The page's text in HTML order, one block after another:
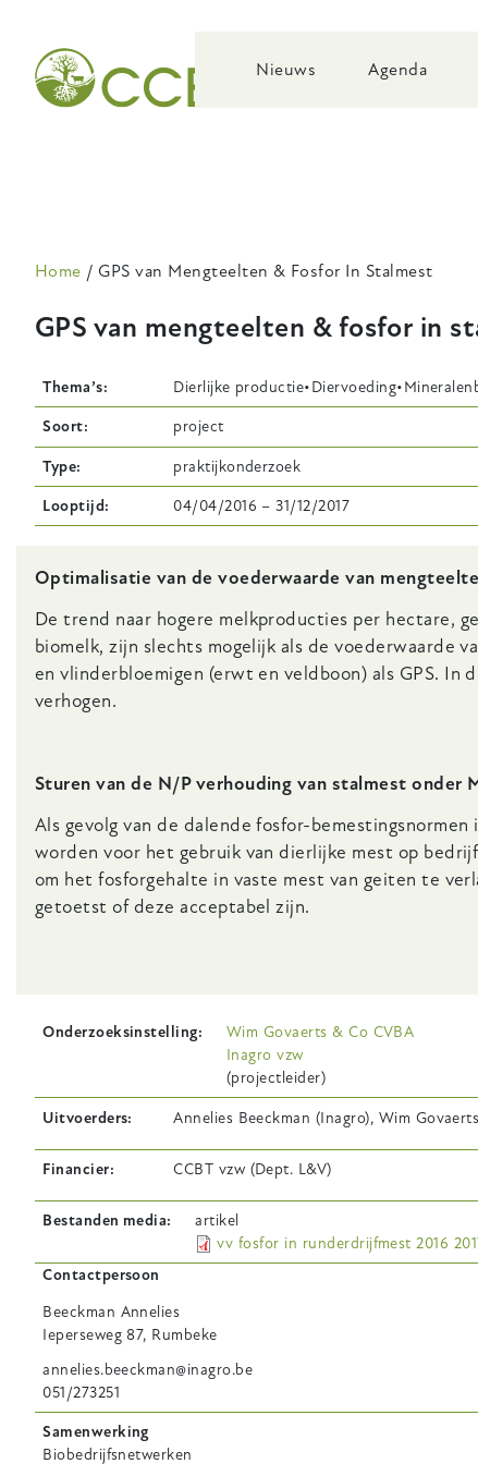
main
navigation
Nieuws Agenda
Kruimelpad
Home GPS van Mengteelten & Fosfor In Stalmest
GPS van mengteelten & fosfor in
Thema’s Dierlijke productie Diervoeding
Soort project
Type praktijkonderzoek
Looptijd 04/04/2016 –31/12/2017
Body
Optimalisatie van de voederwaarde van
De trend naar hogere melkproducties per hectare,
biomelk, zijn slechts mogelijk als de voederwaarde
en vlinderbloemigen (erwt en veldboon) als GPS.
verhogen.
Sturen van de N/P verhouding van stalmest onder
Als gevolg van de dalende fosfor-
worden voor het gebruik van dierlijke mest op
om het fosforgehalte in vaste mest van geiten te
getoetst of deze acceptabel zijn.
Onderzoeksinstelling
Wim Govaerts & Co CVBA
Inagro vzw
(projectleider)
Uitvoerders Annelies Beeckman (Inagro), Wim
Financier CCBT vzw (Dept. L&V)
Bestanden media
artikel
vv fosfor in runderdrijfmest 2016
Contactpersoon
Beeckman Annelies
Ieperseweg 87, Rumbeke
annelies.beeckman@inagro.be
051/273251
Samenwerking
Biobedrijfsnetwerken